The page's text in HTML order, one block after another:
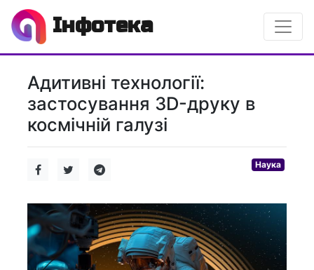
Інфотека
Адитивні технології:
застосування 3D-друку в
космічній галузі
Наука